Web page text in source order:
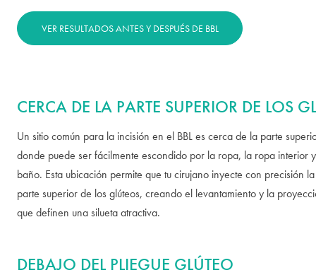
VER RESULTADOS ANTES Y DESPUÉS DE BBL
CERCA DE LA PARTE SUPERIOR DE LOS
Un sitio común para la incisión en el BBL es cerca de la parte
donde puede ser fácilmente escondido por la ropa, la ropa interior
baño. Esta ubicación permite que tu cirujano inyecte con precisión
parte superior de los glúteos, creando el levantamiento y la
que definen una silueta atractiva.
DEBAJO DEL PLIEGUE GLÚTEO